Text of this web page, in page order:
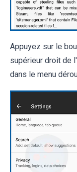
Appuyez sur le
supérieur droit de
dans le menu